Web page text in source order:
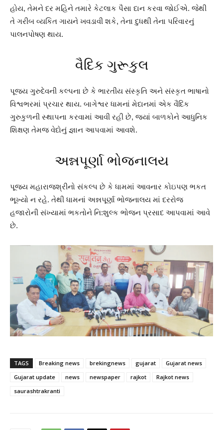
હોય, તેમને દર મહિને તમારે કેટલાક પૈસા દાન કરવા જોઈએ. જેથી
તે ગરીબ વ્યકિત ગાયને ખવડાવી શકે, તેના દુધથી તેના પરિવારનું
પાલનપોષણ થાય.
વૈદિક ગુરૂકુલ
પૂજય ગુરુદેવની કલ્પના છે કે ભારતીય સંસ્કૃતિ અને સંસ્કૃત ભાષાનો
વિશ્વભરમાં પ્રચાર થાય. બાગેશ્વર ધામનાં મેદાનમાં એક વૈદિક
ગુરુકુળની સ્થાપના કરવામાં આવી રહી છે, જયાં બાળકોને આધુનિક
શિક્ષણ તેમજ વેદોનું જ્ઞાન આપવામાં આવશે.
અન્નપૂર્ણા ભોજનાલય
પૂજય મહારાજશ્રીનો સંકલ્પ છે કે ધામમાં આવનાર કોઇપણ ભકત
ભૂખ્યો ન રહે. તેથી ધામનાં અન્નપૂર્ણા ભોજનાલય માં દરરોજ
હજારોની સંખ્યામાં ભકતોને નિ:શુલ્ક ભોજન પ્રસાદ આપવામાં આવે
છે.
TAGS Breaking news brekingnews gujarat
Gujarat news
Gujarat update
news newspaper rajkot
Rajkot news
saurashtrakranti